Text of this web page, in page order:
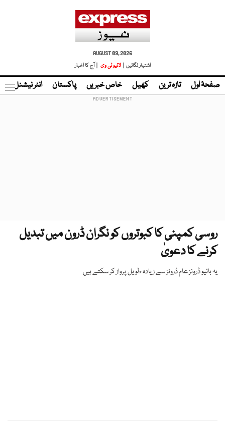
AUGUST 09, 2026
اشتہار لگائیں |
لائیو ٹی وی | آج کا اخبار
صفحۂ اول تازہ ترین کھیل خاص خبریں پاکستان انٹر نیشنل
روسی کمپنی کا کبوتروں کو نگران ڈرون میں تبدیل
کرنے کا دعویٰ
یہ بائیو ڈرونز عام ڈرونز سے زیادہ طویل پرواز کر سکتے ہیں